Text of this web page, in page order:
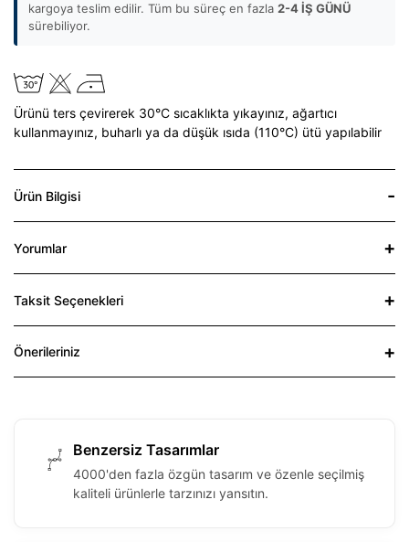
kargoya teslim edilir. Tüm bu süreç en fazla 2-4 İŞ GÜNÜ
sürebiliyor.
Ürünü ters çevirerek 30°C sıcaklıkta yıkayınız, ağartıcı
kullanmayınız, buharlı ya da düşük ısıda (110°C) ütü yapılabilir
Ürün Bilgisi
Yorumlar
Taksit Seçenekleri
Önerileriniz
Benzersiz Tasarımlar
4000'den fazla özgün tasarım ve özenle seçilmiş
kaliteli ürünlerle tarzınızı yansıtın.